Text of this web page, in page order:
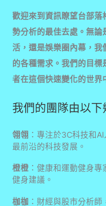
歡迎來到資訊瞭望台部
勢分析的最佳去處。無
活，還是娛樂圈內幕，我
的各種需求。我們的目
者在這個快速變化的世界
我們的團隊由以下
翎翎 ：專注於3C科技和
最前沿的科技發展。
橙橙：健康和運動健身專
健身建議。
枷枷 ：財經與股市分析